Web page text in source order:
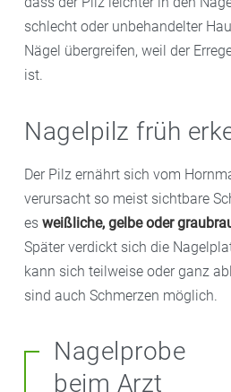
schlecht oder unbehandelter
Nägel übergreifen, weil der
ist.
Nagelpilz früh
Der Pilz ernährt sich vom
verursacht so meist sichtbare
es weißliche, gelbe oder
Später verdickt sich die
kann sich teilweise oder ganz
sind auch Schmerzen möglich.
Nagelprobe
beim Arzt